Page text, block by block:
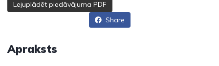
Lejuplādēt piedāvājuma PDF
Share
Apraksts